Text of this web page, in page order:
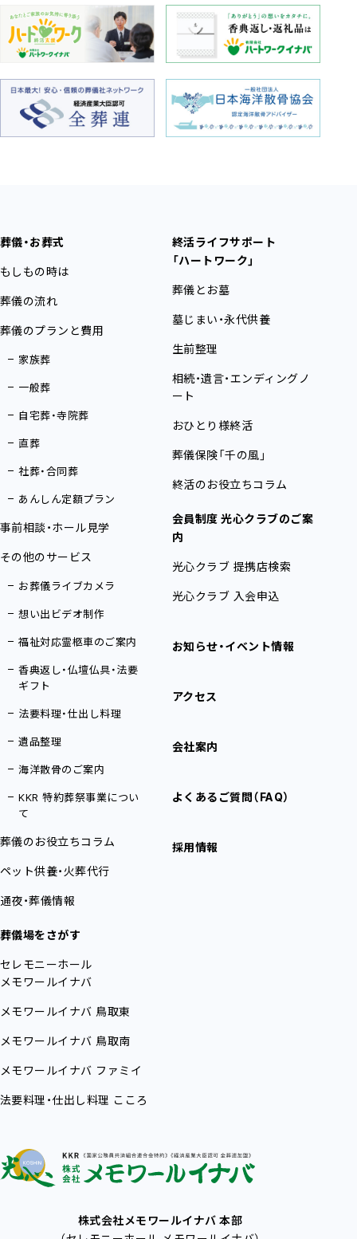
葬儀・お葬式
もしもの時は
葬儀の流れ
葬儀のプランと費用
家族葬
一般葬
自宅葬・寺院葬
直葬
社葬・合同葬
あんしん定額プラン
事前相談・ホール見学
その他のサービス
お葬儀ライブカメラ
想い出ビデオ制作
福祉対応霊柩車のご案内
香典返し・仏壇仏具・法要
ギフト
法要料理・仕出し料理
遺品整理
海洋散骨のご案内
KKR 特約葬祭事業につい
て
葬儀のお役立ちコラム
ペット供養・火葬代行
通夜・葬儀情報
葬儀場をさがす
セレモニーホール
メモワールイナバ
メモワールイナバ 鳥取東
メモワールイナバ 鳥取南
メモワールイナバ ファミイ
法要料理・仕出し料理 こころ
終活ライフサポート
「ハートワーク」
葬儀とお墓
墓じまい・永代供養
生前整理
相続・遺言・エンディングノ
ート
おひとり様終活
葬儀保険「千の風」
終活のお役立ちコラム
会員制度 光心クラブのご案
内
光心クラブ 提携店検索
光心クラブ 入会申込
お知らせ・イベント情報
アクセス
会社案内
よくあるご質問（FAQ）
採用情報
株式会社メモワールイナバ 本部